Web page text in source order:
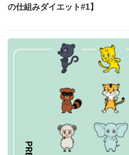
の仕組みダイエット#1】